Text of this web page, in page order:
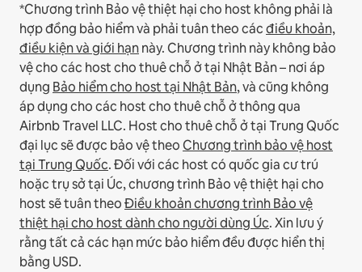
*Chương trình Bảo vệ thiệt hại cho host không phải là
hợp đồng bảo hiểm và phải tuân theo cácđiều khoản,
điều kiện và giới hạnnày.Chương trình này không bảo
vệ cho các host cho thuê chỗ ở tại Nhật Bản – nơi áp
dụng Bảo hiểm cho host tại Nhật Bản, và cũng không
áp dụng cho các host cho thuê chỗ ở thông qua
Airbnb Travel LLC. Host cho thuê chỗ ở tại Trung Quốc
đại lục sẽ được bảo vệ theoChương trình bảo vệ host
tại Trung Quốc.Đối với các host có quốc gia cư trú
hoặc trụ sở tại Úc, chương trình Bảo vệ thiệt hại cho
host sẽ tuân theoĐiều khoản chương trình Bảo vệ
thiệt hại cho host dành cho người dùng Úc. Xin lưu ý
rằng tất cả các hạn mức bảo hiểm đều được hiển thị
bằng USD.